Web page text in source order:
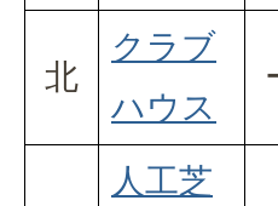
北
クラブ
ハウス
人工芝